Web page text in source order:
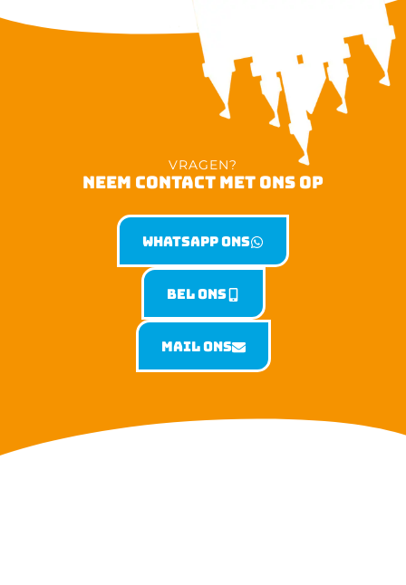
VRAGEN?
NEEM CONTACT MET ONS OP
Whatsapp ons
Bel ons
Mail ons